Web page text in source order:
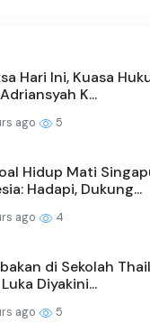
Hari Ini, Kuasa
K...
ago 5
Hidup Mati
Hadapi, Dukung...
ago 4
di Sekolah
Diyakini...
ago 5